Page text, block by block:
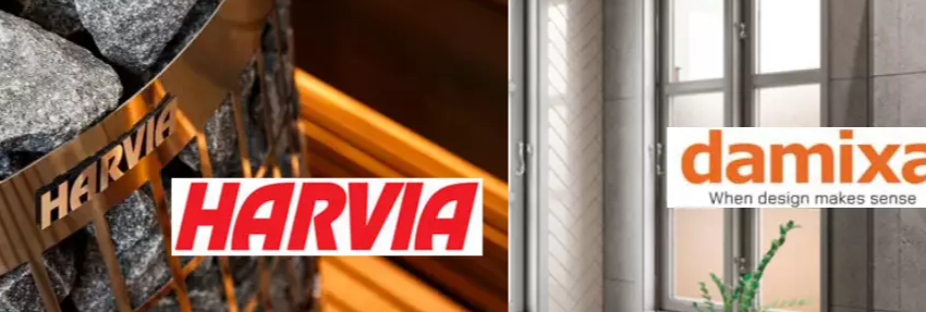
jonka
yhteydessä.
Lähettämällä arvostelusi annat meille oikeuden julkaista sen sivuillamme sekä muissa
kanavissa ja medioissa. lakkapaa.se-verkkokauppa pidättää oikeuden olla julkaisematta
arvostelua. Lähettämällä arvostelusi hyväksyt nämä ehdot.
Lähetä arvostelu